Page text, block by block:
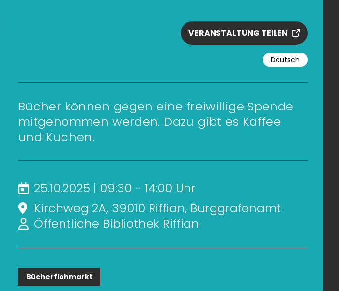
VERANSTALTUNG TEILEN
Deutsch
Bücher können gegen eine freiwillige Spende
mitgenommen werden. Dazu gibt es Kaffee
und Kuchen.
25.10.2025 | 09:30 - 14:00 Uhr
Kirchweg 2A, 39010 Riffian, Burggrafenamt
Öffentliche Bibliothek Riffian
Bücherflohmarkt